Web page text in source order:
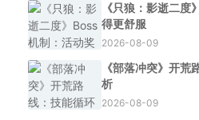
《只狼：影逝二
得更舒服
2026-08-09
《部落冲突》开
析
2026-08-09